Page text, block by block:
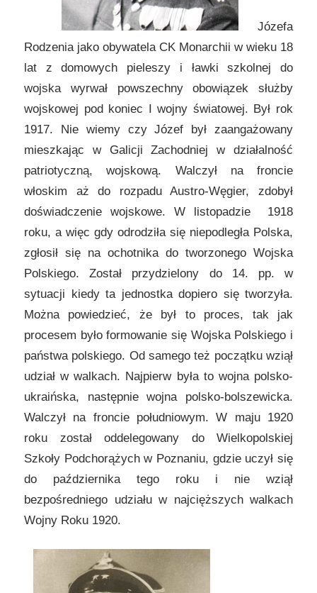
Józefa
Rodzenia jako obywatela CK Monarchii w wieku 18
lat z domowych pieleszy i ławki szkolnej do
wojska wyrwał powszechny obowiązek służby
wojskowej pod koniec I wojny światowej. Był rok
1917. Nie wiemy czy Józef był zaangażowany
mieszkając w Galicji Zachodniej w działalność
patriotyczną, wojskową. Walczył na froncie
włoskim aż do rozpadu Austro-Węgier, zdobył
doświadczenie wojskowe. W listopadzie 1918
roku, a więc gdy odrodziła się niepodległa Polska,
zgłosił się na ochotnika do tworzonego Wojska
Polskiego. Został przydzielony do 14. pp. w
sytuacji kiedy ta jednostka dopiero się tworzyła.
Można powiedzieć, że był to proces, tak jak
procesem było formowanie się Wojska Polskiego i
państwa polskiego. Od samego też początku wziął
udział w walkach. Najpierw była to wojna polsko-
ukraińska, następnie wojna polsko-bolszewicka.
Walczył na froncie południowym. W maju 1920
roku został oddelegowany do Wielkopolskiej
Szkoły Podchorążych w Poznaniu, gdzie uczył się
do października tego roku i nie wziął
bezpośredniego udziału w najcięższych walkach
Wojny Roku 1920.